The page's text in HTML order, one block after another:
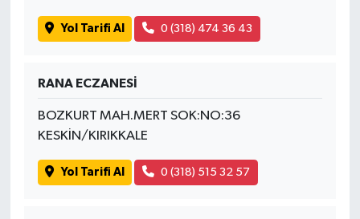
Yol Tarifi Al 0 (318) 474 36 43
RANA ECZANESİ
BOZKURT MAH.MERT SOK:NO:36
KESKİN/KIRIKKALE
Yol Tarifi Al 0 (318) 515 32 57